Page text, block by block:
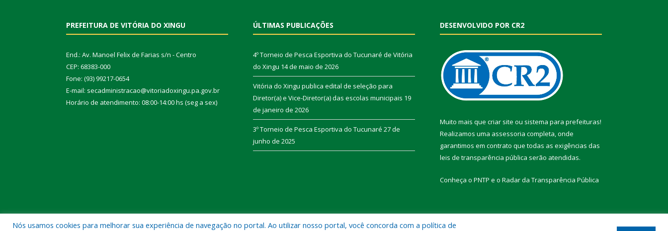
PREFEITURA DE VITÓRIA DO XINGU
End.: Av. Manoel Felix de Farias s/n - Centro
CEP: 68383-000
Fone: (93) 99217-0654
E-mail: secadministracao@vitoriadoxingu.pa.gov.br
Horário de atendimento: 08:00-14:00 hs (seg a sex)
ÚLTIMAS PUBLICAÇÕES
4º Torneio de Pesca Esportiva do Tucunaré de Vitória
do Xingu 14 de maio de 2026
Vitória do Xingu publica edital de seleção para
Diretor(a) e Vice-Diretor(a) das escolas municipais 19
de janeiro de 2026
3º Torneio de Pesca Esportiva do Tucunaré 27 de
junho de 2025
DESENVOLVIDO POR CR2
Muito mais que criar site ou sistema para prefeituras!
Realizamos uma assessoria completa, onde
garantimos em contrato que todas as exigências das
leis de transparência pública serão atendidas.
Conheça o PNTP e o Radar da Transparência Pública
Nós usamos cookies para melhorar sua experiência de navegação no portal. Ao utilizar nosso portal, você concorda com a política de